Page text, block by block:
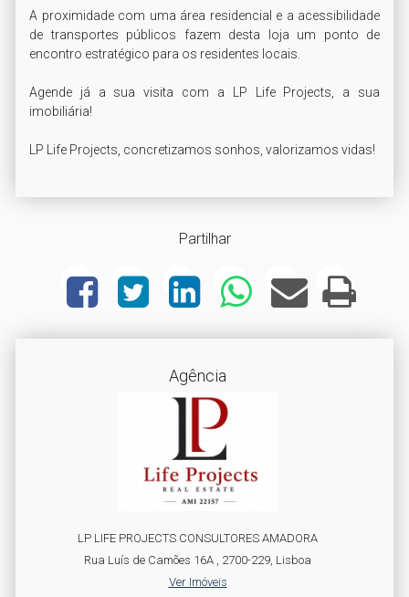
Partilhar
Agência
LP LIFE PROJECTS CONSULTORES AMADORA
Rua Luís de Camões 16A , 2700-229, Lisboa
Ver Imóveis
A proximidade com uma área residencial e a acessibilidade
de transportes públicos fazem desta loja um ponto de
encontro estratégico para os residentes locais.
Agende já a sua visita com a LP Life Projects, a sua
imobiliária!
LP Life Projects, concretizamos sonhos, valorizamos vidas!